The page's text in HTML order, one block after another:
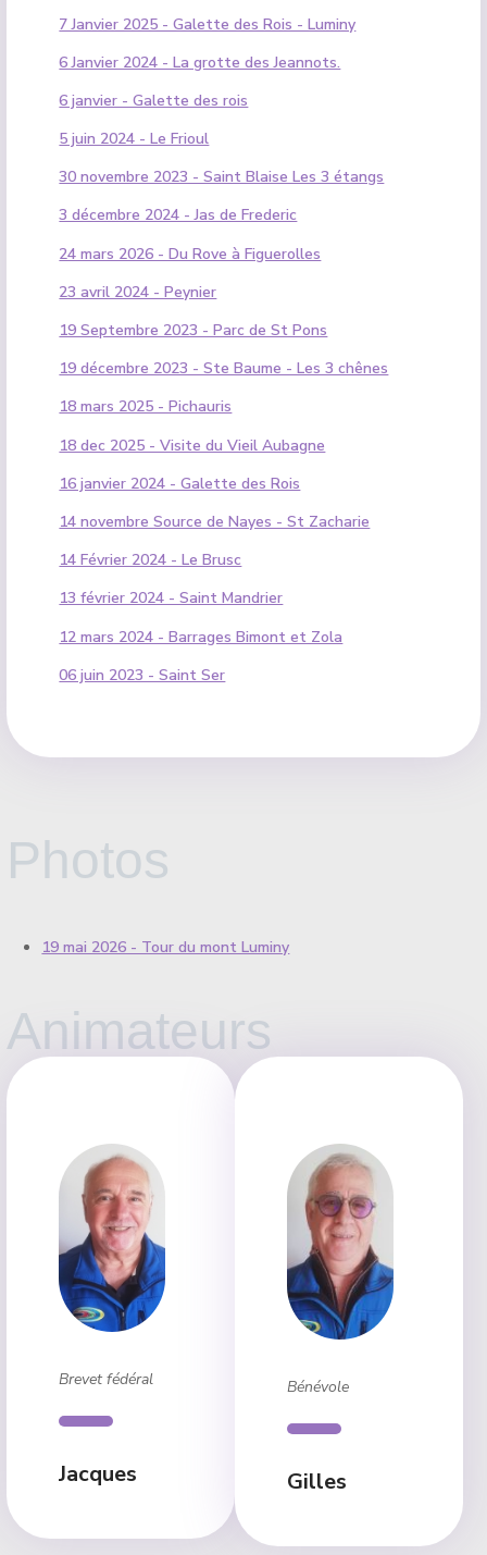
7 Janvier 2025 - Galette des Rois - Luminy
6 Janvier 2024 - La grotte des Jeannots.
6 janvier - Galette des rois
5 juin 2024 - Le Frioul
30 novembre 2023 - Saint Blaise Les 3 étangs
3 décembre 2024 - Jas de Frederic
24 mars 2026 - Du Rove à Figuerolles
23 avril 2024 - Peynier
19 Septembre 2023 - Parc de St Pons
19 décembre 2023 - Ste Baume - Les 3 chênes
18 mars 2025 - Pichauris
18 dec 2025 - Visite du Vieil Aubagne
16 janvier 2024 - Galette des Rois
14 novembre Source de Nayes - St Zacharie
14 Février 2024 - Le Brusc
13 février 2024 - Saint Mandrier
12 mars 2024 - Barrages Bimont et Zola
06 juin 2023 - Saint Ser
Photos
19 mai 2026 - Tour du mont Luminy
Animateurs
Brevet fédéral
Jacques
Bénévole
Gilles